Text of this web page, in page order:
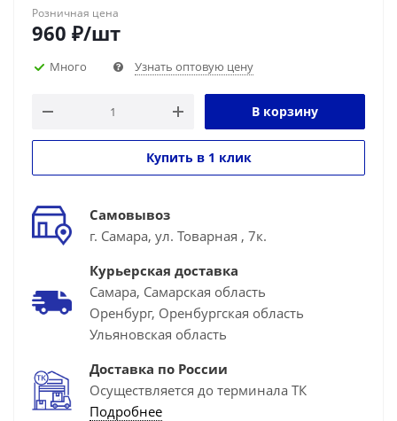
Розничная цена
960 ₽/шт
Много Узнать оптовую цену
В корзину
Купить в 1 клик
Самовывоз
г. Самара, ул. Товарная , 7к.
Курьерская доставка
Самара, Самарская область
Оренбург, Оренбургская область
Ульяновская область
Доставка по России
Осуществляется до терминала ТК
Подробнее